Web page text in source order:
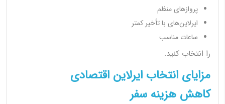
پروازهای منظم
ایرلاین‌های با تأخیر کمتر
ساعات مناسب
را انتخاب کنید.
مزایای انتخاب ایرلاین اقتصادی
کاهش هزینه سفر